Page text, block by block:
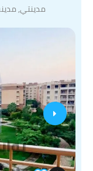
مدينتي, مدينة